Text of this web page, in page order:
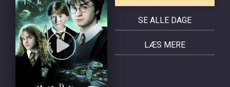
SE ALLE DAGE
LÆS MERE